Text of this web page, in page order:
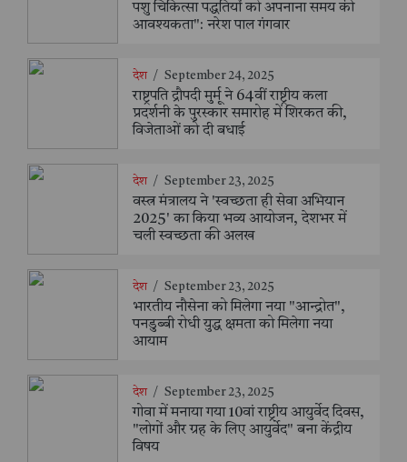
पशु चिकित्सा पद्धतियों को अपनाना समय की
आवश्यकता": नरेश पाल गंगवार
देश / September 24, 2025
राष्ट्रपति द्रौपदी मुर्मू ने 64वीं राष्ट्रीय कला
प्रदर्शनी के पुरस्कार समारोह में शिरकत की,
विजेताओं को दी बधाई
देश / September 23, 2025
वस्त्र मंत्रालय ने 'स्वच्छता ही सेवा अभियान
2025' का किया भव्य आयोजन, देशभर में
चली स्वच्छता की अलख
देश / September 23, 2025
भारतीय नौसेना को मिलेगा नया "आन्द्रोत",
पनडुब्बी रोधी युद्ध क्षमता को मिलेगा नया
आयाम
देश / September 23, 2025
गोवा में मनाया गया 10वां राष्ट्रीय आयुर्वेद दिवस,
"लोगों और ग्रह के लिए आयुर्वेद" बना केंद्रीय
विषय